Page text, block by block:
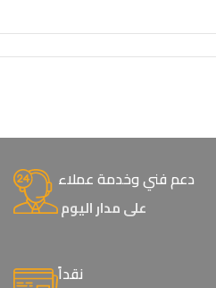
دعم فني وخدمة عملاء
على مدار اليوم
نقداً